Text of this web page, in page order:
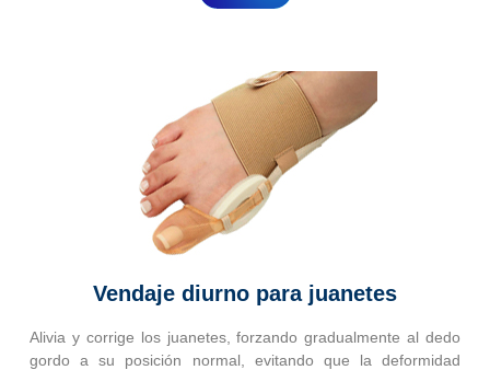
Vendaje diurno para juanetes
Alivia y corrige los juanetes, forzando gradualmente al dedo
gordo a su posición normal, evitando que la deformidad